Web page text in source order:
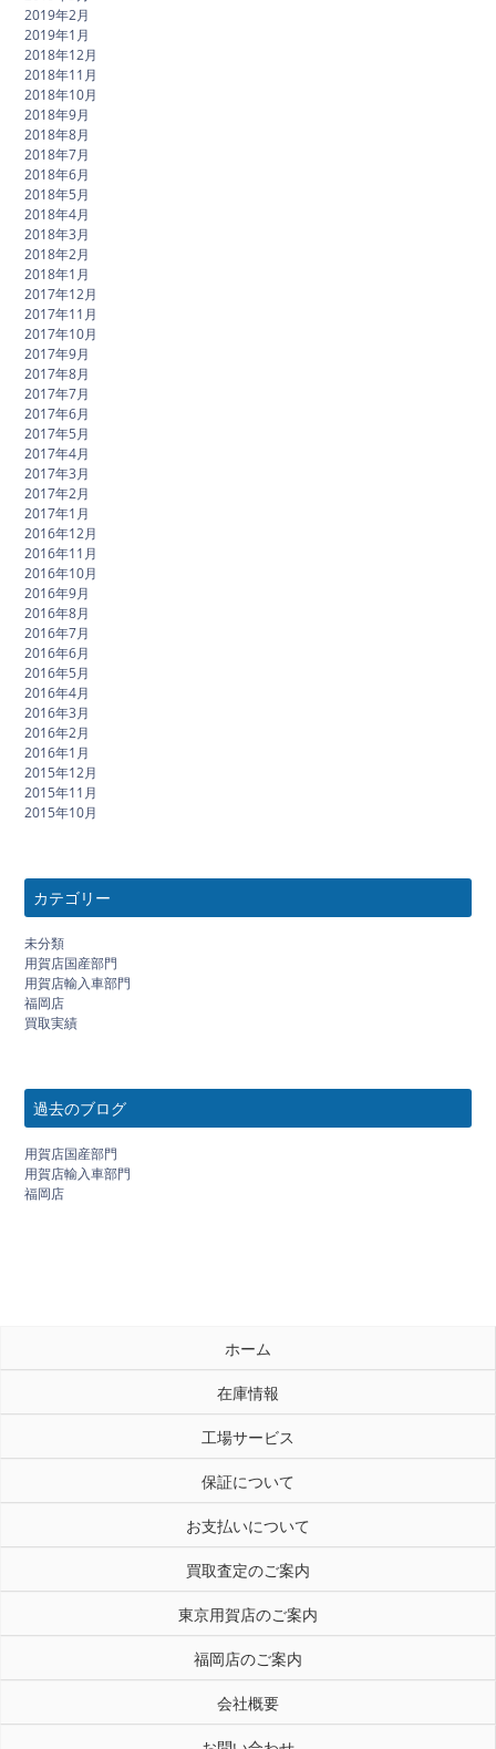
2019年2月
2019年1月
2018年12月
2018年11月
2018年10月
2018年9月
2018年8月
2018年7月
2018年6月
2018年5月
2018年4月
2018年3月
2018年2月
2018年1月
2017年12月
2017年11月
2017年10月
2017年9月
2017年8月
2017年7月
2017年6月
2017年5月
2017年4月
2017年3月
2017年2月
2017年1月
2016年12月
2016年11月
2016年10月
2016年9月
2016年8月
2016年7月
2016年6月
2016年5月
2016年4月
2016年3月
2016年2月
2016年1月
2015年12月
2015年11月
2015年10月
カテゴリー
未分類
用賀店国産部門
用賀店輸入車部門
福岡店
買取実績
過去のブログ
用賀店国産部門
用賀店輸入車部門
福岡店
ホーム
在庫情報
工場サービス
保証について
お支払いについて
買取査定のご案内
東京用賀店のご案内
福岡店のご案内
会社概要